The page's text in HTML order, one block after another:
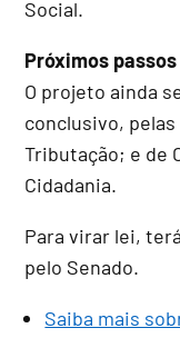
Social.
Próximos passos
O projeto ainda
conclusivo,
Tributação; e de
Cidadania.
Para virar lei,
pelo Senado.
Saiba mais